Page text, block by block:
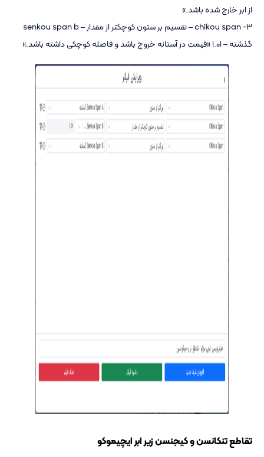
از ابر خارج شده باشد.»
3- chikou span – تقسیم بر ستون کوچکتر از مقدار – senkou span b
گذشته – 1.01 «قیمت در آستانه خروج باشد و فاصله کوچکی داشته باشد.»
تقاطع تنکانسن و کیجنسن زیر ابر ایچیموکو